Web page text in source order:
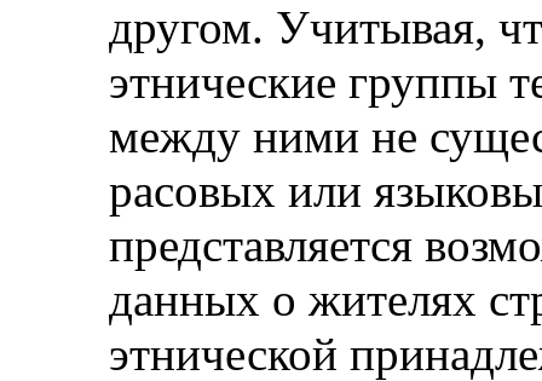
другом. Учитывая,
этнические группы
между ними не
расовых или
представляется
данных о жителях
этнической